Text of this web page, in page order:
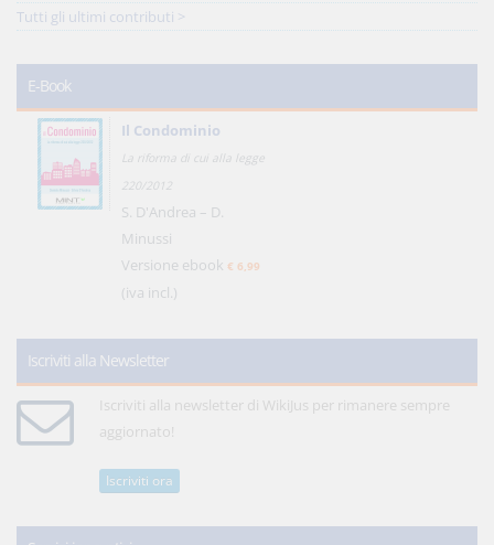
Tutti gli ultimi contributi >
E-Book
Il Condominio
La riforma di cui alla legge
220/2012
S. D'Andrea – D.
Minussi
Versione ebook € 6,99
(iva incl.)
Iscriviti alla Newsletter
Iscriviti alla newsletter di WikiJus per rimanere sempre
aggiornato!
Iscriviti ora